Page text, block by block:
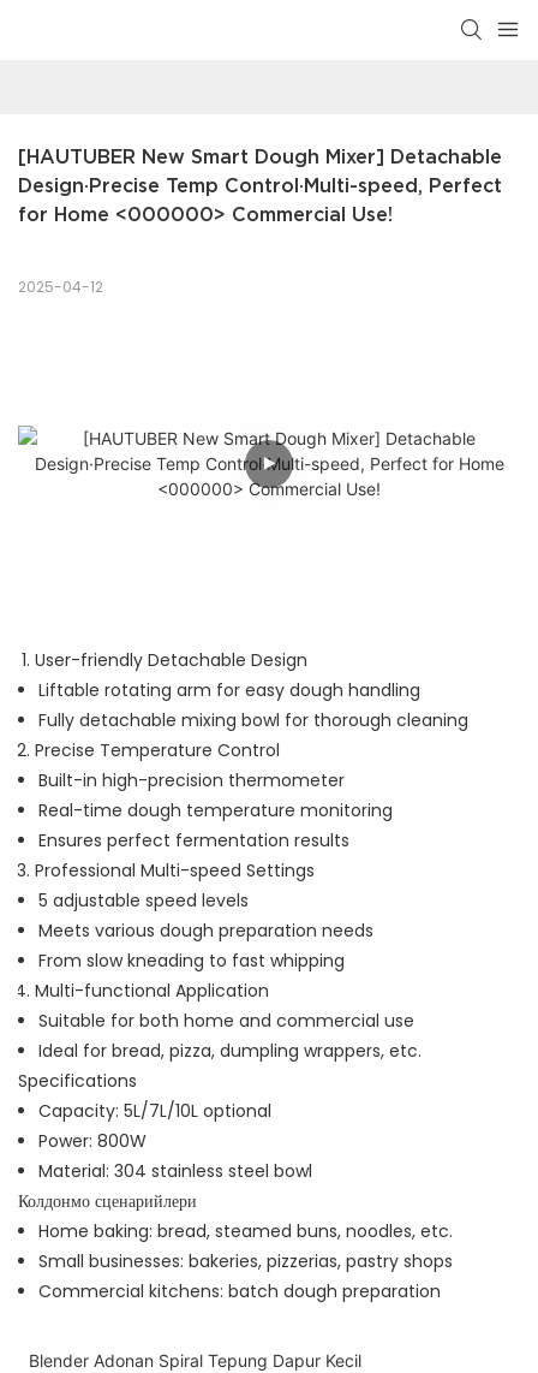
[HAUTUBER New Smart Dough Mixer] Detachable
Design·Precise Temp Control·Multi-speed, Perfect
for Home <000000> Commercial Use!
2025-04-12
User-friendly Detachable Design
Liftable rotating arm for easy dough handling
Fully detachable mixing bowl for thorough cleaning
Precise Temperature Control
Built-in high-precision thermometer
Real-time dough temperature monitoring
Ensures perfect fermentation results
Professional Multi-speed Settings
5 adjustable speed levels
Meets various dough preparation needs
From slow kneading to fast whipping
Multi-functional Application
Suitable for both home and commercial use
Ideal for bread, pizza, dumpling wrappers, etc.
Specifications
Capacity: 5L/7L/10L optional
Power: 800W
Material: 304 stainless steel bowl
Колдонмо сценарийлери
Home baking: bread, steamed buns, noodles, etc.
Small businesses: bakeries, pizzerias, pastry shops
Commercial kitchens: batch dough preparation
Blender Adonan Spiral Tepung Dapur Kecil